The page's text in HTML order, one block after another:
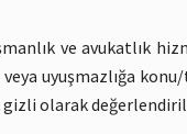
ve avukatlık
uyuşmazlığa
olarak